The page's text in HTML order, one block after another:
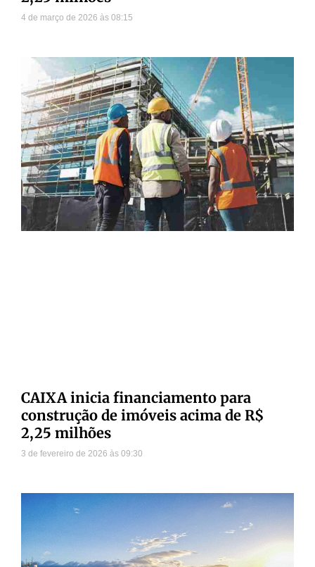
4 de março de 2026 08:15
CAIXA inicia financiamento para
construção de imóveis acima de R$
2,25 milhões
3 de fevereiro de 2026 09:30